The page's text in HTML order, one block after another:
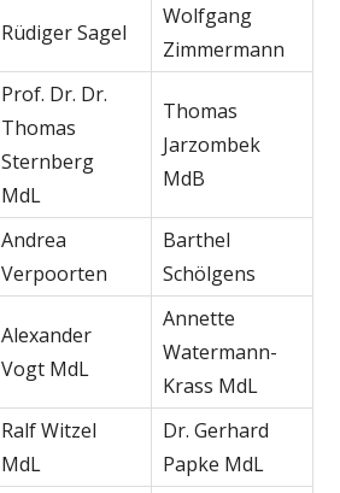
Rüdiger Sagel
Wolfgang
Zimmermann
Prof. Dr. Dr.
Thomas
Sternberg
MdL
Thomas
Jarzombek
MdB
Andrea
Verpoorten
Barthel
Schölgens
Alexander
Vogt MdL
Annette
Watermann-
Krass MdL
Ralf Witzel
MdL
Dr. Gerhard
Papke MdL